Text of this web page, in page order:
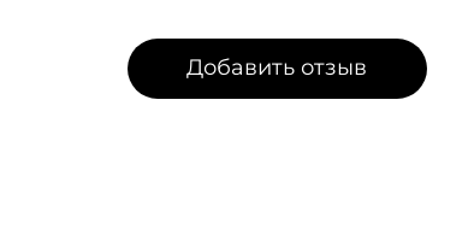
Добавить отзыв